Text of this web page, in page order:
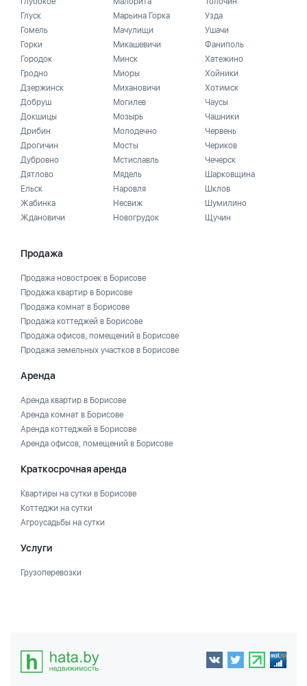
Глуск
Гомель
Горки
Городок
Гродно
Дзержинск
Добруш
Докшицы
Дрибин
Дрогичин
Дубровно
Дятлово
Ельск
Жабинка
Ждановичи
Марьина Горка
Мачулищи
Микашевичи
Минск
Миоры
Михановичи
Могилев
Мозырь
Молодечно
Мосты
Мстиславль
Мядель
Наровля
Несвиж
Новогрудок
Узда
Ушачи
Фаниполь
Хатежино
Хойники
Хотимск
Чаусы
Чашники
Червень
Чериков
Чечерск
Шарковщина
Шклов
Шумилино
Щучин
Продажа
Продажа новостроек в Борисове
Продажа квартир в Борисове
Продажа комнат в Борисове
Продажа коттеджей в Борисове
Продажа офисов, помещений в Борисове
Продажа земельных участков в Борисове
Аренда
Аренда квартир в Борисове
Аренда комнат в Борисове
Аренда коттеджей в Борисове
Аренда офисов, помещений в Борисове
Краткосрочная аренда
Квартиры на сутки в Борисове
Коттеджи на сутки
Агроусадьбы на сутки
Услуги
Грузоперевозки